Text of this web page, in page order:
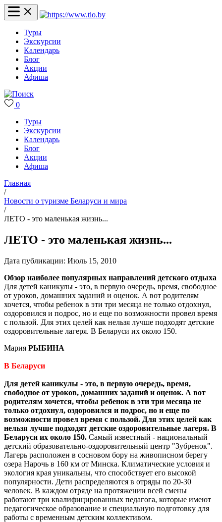
Туры
Экскурсии
Календарь
Блог
Акции
Афиша
0
Туры
Экскурсии
Календарь
Блог
Акции
Афиша
Главная
/
Новости о туризме Беларуси и мира
/
ЛЕТО - это маленькая жизнь...
ЛЕТО - это маленькая жизнь...
Дата публикации: Июль 15, 2010
Обзор наиболее популярных направлений детского отдыха
Для детей каникулы - это, в первую очередь, время, свободное
от уроков, домашних заданий и оценок. А вот родителям
хочется, чтобы ребенок в эти три месяца не только отдохнул,
оздоровился и подрос, но и еще по возможности провел время
с пользой. Для этих целей как нельзя лучше подходят детские
оздоровительные лагеря. В Беларуси их около 150.
Мария РЫБИНА
В Беларуси
Для детей каникулы - это, в первую очередь, время,
свободное от уроков, домашних заданий и оценок. А вот
родителям хочется, чтобы ребенок в эти три месяца не
только отдохнул, оздоровился и подрос, но и еще по
возможности провел время с пользой. Для этих целей как
нельзя лучше подходят детские оздоровительные лагеря. В
Беларуси их около 150. Самый известный - национальный
детский образовательно-оздоровительный центр "Зубренок".
Лагерь расположен в сосновом бору на живописном берегу
озера Нарочь в 160 км от Минска. Климатические условия и
экология края уникальны, что способствует его высокой
популярности. Дети распределяются в отряды по 20-30
человек. В каждом отряде на протяжении всей смены
работают три квалифицированных педагога, которые имеют
педагогическое образование и специальную подготовку для
работы с временным детским коллективом.